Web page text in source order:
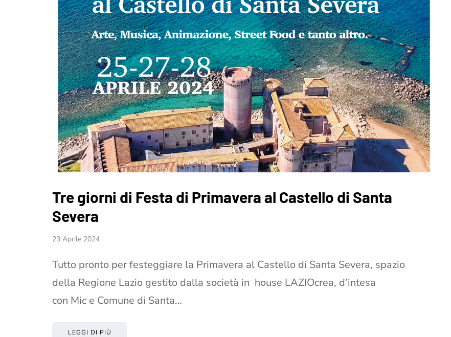
Tre giorni di Festa di Primavera al Castello di Santa
Severa
23 Aprile 2024
Tutto pronto per festeggiare la Primavera al Castello di Santa Severa, spazio
della Regione Lazio gestito dalla società in house LAZIOcrea, d’intesa
con Mic e Comune di Santa…
LEGGI DI PIÙ